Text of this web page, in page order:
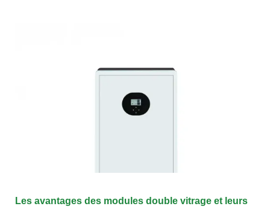
Les avantages des modules double vitrage et leurs